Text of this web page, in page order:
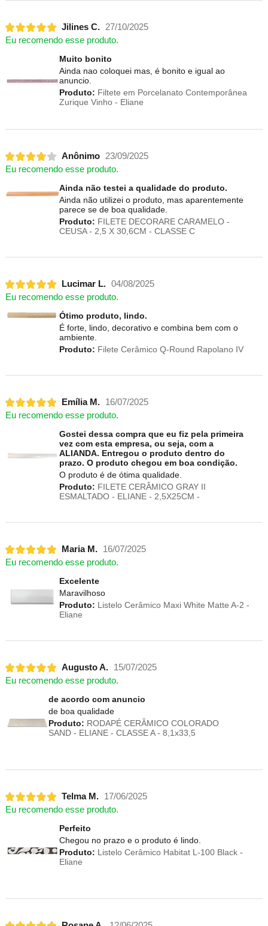
Jilines C. 27/10/2025
Eu recomendo esse produto.
Muito bonito
Ainda nao coloquei mas, é bonito e igual ao
anuncio.
Produto: Filtete em Porcelanato Contemporânea
Zurique Vinho - Eliane
Anônimo 23/09/2025
Eu recomendo esse produto.
Ainda não testei a qualidade do produto.
Ainda não utilizei o produto, mas aparentemente
parece se de boa qualidade.
Produto: FILETE DECORARE CARAMELO -
CEUSA - 2,5 X 30,6CM - CLASSE C
Lucimar L. 04/08/2025
Eu recomendo esse produto.
Ótimo produto, lindo.
É forte, lindo, decorativo e combina bem com o
ambiente.
Produto: Filete Cerâmico Q-Round Rapolano IV
Emília M.
16/07/2025
Eu recomendo esse produto.
Gostei dessa compra que eu fiz pela primeira
vez com esta empresa, ou seja, com a
ALIANDA. Entregou o produto dentro do
prazo. O produto chegou em boa condição.
O produto é de ótima qualidade.
Produto: FILETE CERÂMICO GRAY II
ESMALTADO - ELIANE - 2,5X25CM -
Maria M.
16/07/2025
Eu recomendo esse produto.
Excelente
Maravilhoso
Produto: Listelo Cerâmico Maxi White Matte A-2 -
Eliane
Augusto A.
15/07/2025
Eu recomendo esse produto.
de acordo com anuncio
de boa qualidade
Produto: RODAPÉ CERÂMICO COLORADO
SAND - ELIANE - CLASSE A - 8,1x33,5
Telma M.
17/06/2025
Eu recomendo esse produto.
Perfeito
Chegou no prazo e o produto é lindo.
Produto: Listelo Cerâmico Habitat L-100 Black -
Eliane